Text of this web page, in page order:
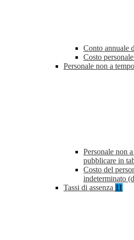
Conto annuale
Costo
Personale non a
Personale non
pubblicare in
Costo del
indeterminato
Tassi di assenza 11